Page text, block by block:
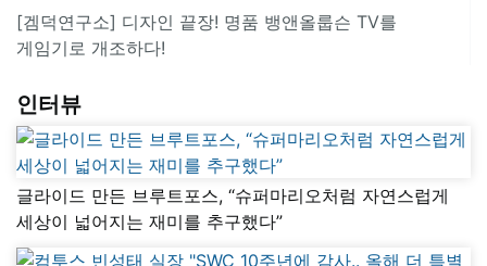
[겜덕연구소] 디자인 끝장! 명품 뱅앤올룹슨 TV를
게임기로 개조하다!
인터뷰
글라이드 만든 브루트포스, “슈퍼마리오처럼 자연스럽게
세상이 넓어지는 재미를 추구했다”